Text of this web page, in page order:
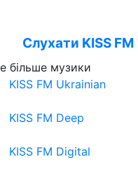
Слухати KISS FM
більше музики
KISS FM Ukrainian
KISS FM Deep
KISS FM Digital